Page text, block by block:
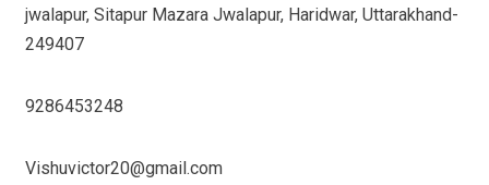
jwalapur, Sitapur Mazara Jwalapur, Haridwar, Uttarakhand-
249407
9286453248
Vishuvictor20@gmail.com